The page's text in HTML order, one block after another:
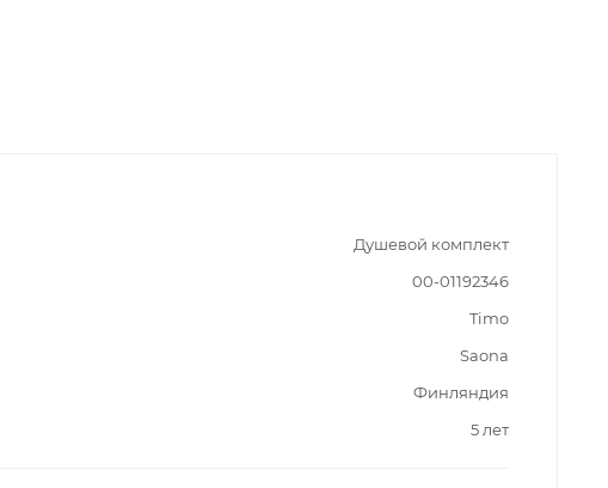
Душевой комплект
00-01192346
Timo
Saona
Финляндия
5 лет